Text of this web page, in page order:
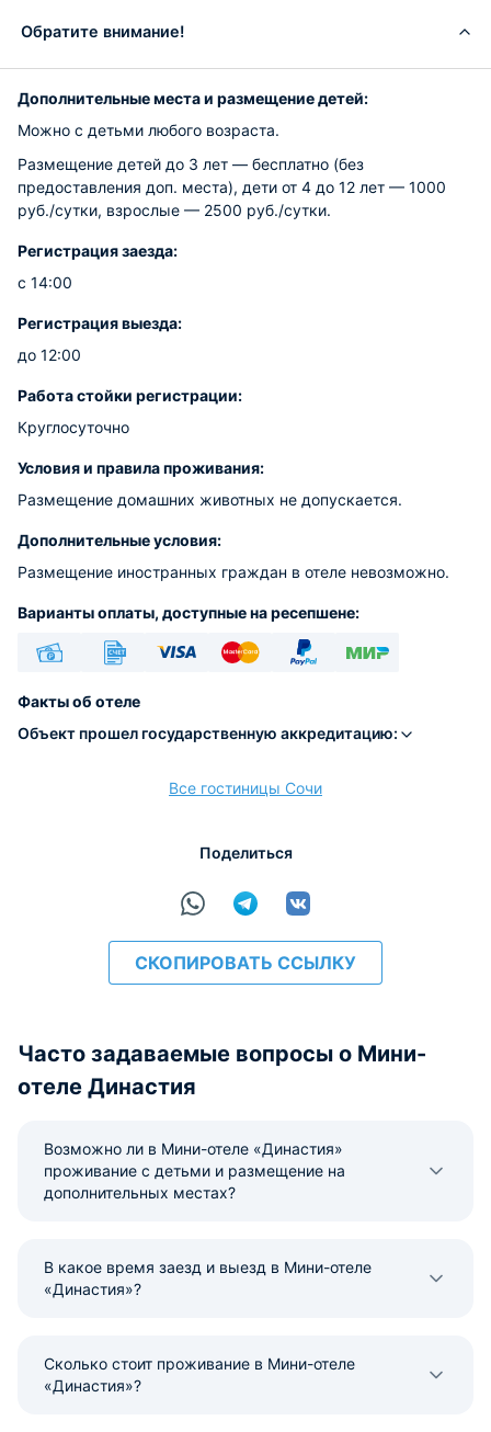
Обратите внимание!
Дополнительные места и размещение детей:
Можно с детьми любого возраста.
Размещение детей до 3 лет — бесплатно (без
предоставления доп. места), дети от 4 до 12 лет — 1000
руб./сутки, взрослые — 2500 руб./сутки.
Регистрация заезда:
с 14:00
Регистрация выезда:
до 12:00
Работа стойки регистрации:
Круглосуточно
Условия и правила проживания:
Размещение домашних животных не допускается.
Дополнительные условия:
Размещение иностранных граждан в отеле невозможно.
Варианты оплаты, доступные на ресепшене:
Факты об отеле
Объект прошел государственную аккредитацию:
Все гостиницы Сочи
Поделиться
СКОПИРОВАТЬ ССЫЛКУ
Часто задаваемые вопросы о Мини-
отеле Династия
Возможно ли в Мини-отеле «Династия»
проживание с детьми и размещение на
дополнительных местах?
В какое время заезд и выезд в Мини-отеле
«Династия»?
Сколько стоит проживание в Мини-отеле
«Династия»?